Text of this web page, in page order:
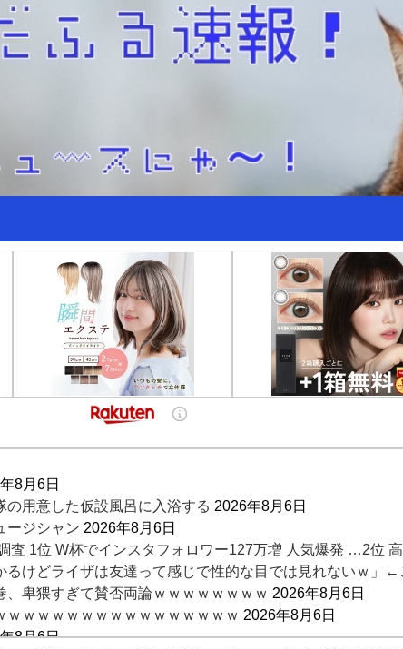
8月6日
の用意した仮設風呂に入浴する 2026年8月6日
ージシャン 2026年8月6日
査 1位 W杯でインスタフォロワー127万増 人気爆発 …2位
るけどライザは友達って感じで性的な目では見れないｗ」←
、卑猥すぎて賛否両論ｗｗｗｗｗｗｗｗ 2026年8月6日
ｗｗｗｗｗｗｗｗｗｗｗｗｗｗｗ 2026年8月6日
8月6日